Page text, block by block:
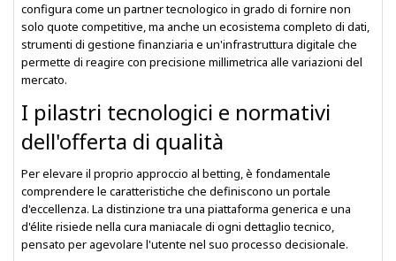
configura come un partner tecnologico in grado di fornire non
solo quote competitive, ma anche un ecosistema completo di dati,
strumenti di gestione finanziaria e un'infrastruttura digitale che
permette di reagire con precisione millimetrica alle variazioni del
mercato.
I pilastri tecnologici e normativi
dell'offerta di qualità
Per elevare il proprio approccio al betting, è fondamentale
comprendere le caratteristiche che definiscono un portale
d'eccellenza. La distinzione tra una piattaforma generica e una
d'élite risiede nella cura maniacale di ogni dettaglio tecnico,
pensato per agevolare l'utente nel suo processo decisionale.